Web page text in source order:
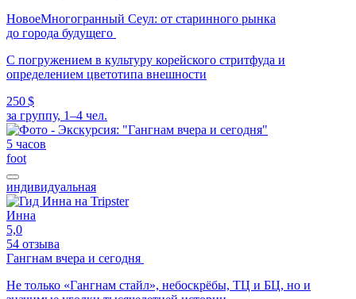
НовоеМногогранный Сеул: от старинного рынка
до города будущего
С погружением в культуру корейского стритфуда и
определением цветотипа внешности
250 $
за группу, 1–4 чел.
5 часов
foot
индивидуальная
Инна
5,0
54 отзыва
Гангнам вчера и сегодня
Не только «Гангнам стайл», небоскрёбы, ТЦ и БЦ, но и